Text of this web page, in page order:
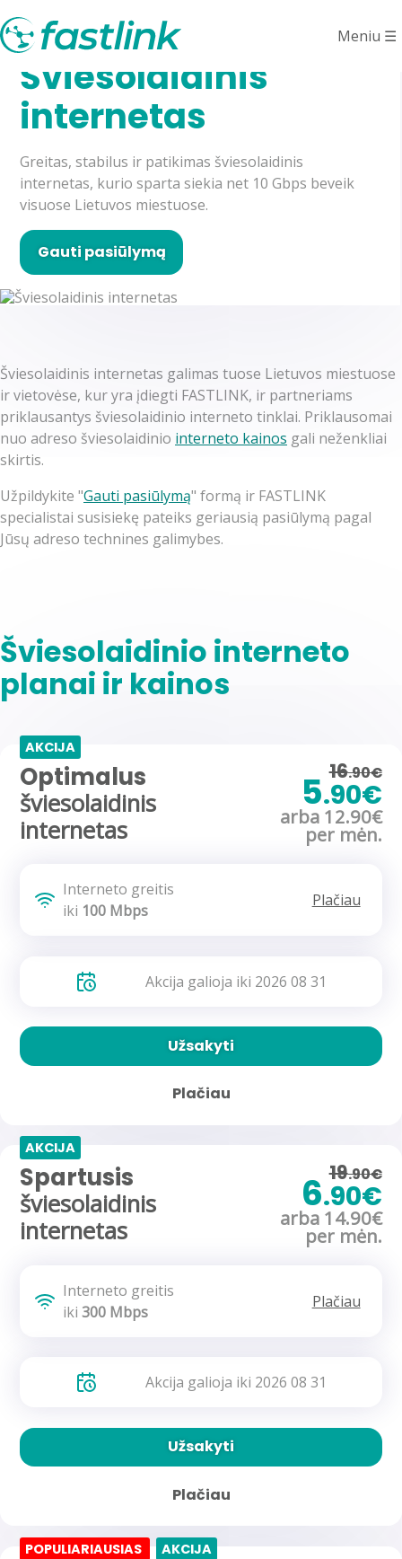
Meniu ☰
Šviesolaidinis
internetas
Greitas, stabilus ir patikimas šviesolaidinis
internetas, kurio sparta siekia net 10 Gbps beveik
visuose Lietuvos miestuose.
Gauti pasiūlymą
Šviesolaidinis internetas galimas tuose Lietuvos miestuose
ir vietovėse, kur yra įdiegti FASTLINK, ir partneriams
priklausantys šviesolaidinio interneto tinklai. Priklausomai
nuo adreso šviesolaidinio interneto kainos gali neženkliai
skirtis.
Užpildykite "Gauti pasiūlymą" formą ir FASTLINK
specialistai susisiekę pateiks geriausią pasiūlymą pagal
Jūsų adreso technines galimybes.
Šviesolaidinio interneto
planai ir kainos
AKCIJA
Optimalus
šviesolaidinis
internetas
16.90€
5.90€
arba 12.90€
per mėn.
Interneto greitis
iki 100 Mbps
Plačiau
Akcija galioja iki 2026 08 31
Užsakyti
Plačiau
AKCIJA
Spartusis
šviesolaidinis
internetas
19.90€
6.90€
arba 14.90€
per mėn.
Interneto greitis
iki300 Mbps
Plačiau
Akcija galioja iki 2026 08 31
Užsakyti
Plačiau
POPULIARIAUSIAS AKCIJA